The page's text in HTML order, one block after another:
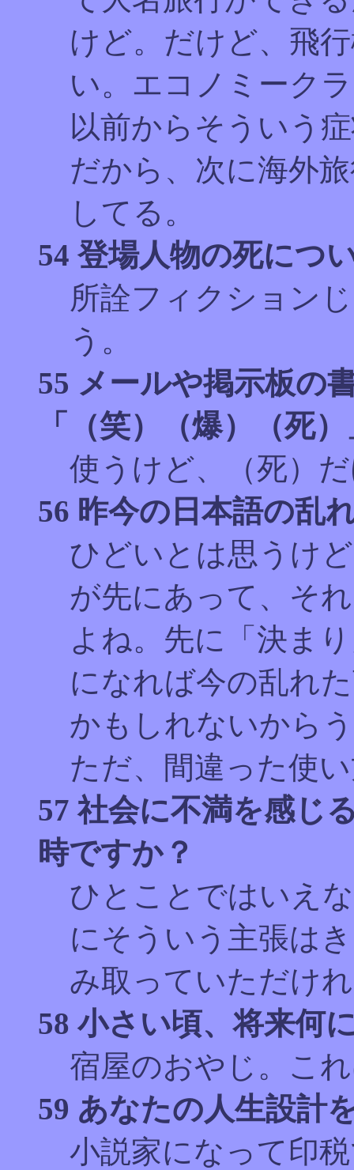
けど。だけど、飛
い。エコノミーク
以前からそういう
だから、次に海外
してる。
54 登場人物の死につ
所詮フィクション
う。
55 メールや掲示板の
「（笑）（爆）（死
使うけど、（死）
56 昨今の日本語の乱
ひどいとは思うけ
が先にあって、そ
よね。先に「決ま
になれば今の乱れ
かもしれないから
ただ、間違った使
57 社会に不満を感じ
時ですか？
ひとことではいえ
にそういう主張は
み取っていただけ
58 小さい頃、将来何
宿屋のおやじ。こ
59 あなたの人生設計
小説家になって印